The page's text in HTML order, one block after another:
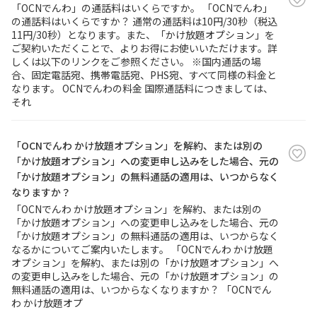
「OCNでんわ」の通話料はいくらですか。 「OCNでんわ」
の通話料はいくらですか？ 通常の通話料は10円/30秒（税込
11円/30秒）となります。また、「かけ放題オプション」を
ご契約いただくことで、よりお得にお使いいただけます。詳
しくは以下のリンクをご参照ください。 ※国内通話の場
合、固定電話宛、携帯電話宛、PHS宛、すべて同様の料金と
なります。 OCNでんわの料金 国際通話料につきましては、
それ
「OCNでんわ かけ放題オプション」を解約、または別の
「かけ放題オプション」への変更申し込みをした場合、元の
「かけ放題オプション」の無料通話の適用は、いつからなく
なりますか？
「OCNでんわ かけ放題オプション」を解約、または別の
「かけ放題オプション」への変更申し込みをした場合、元の
「かけ放題オプション」の無料通話の適用は、いつからなく
なるかについてご案内いたします。 「OCNでんわ かけ放題
オプション」を解約、または別の「かけ放題オプション」へ
の変更申し込みをした場合、元の「かけ放題オプション」の
無料通話の適用は、いつからなくなりますか？ 「OCNでん
わ かけ放題オプ